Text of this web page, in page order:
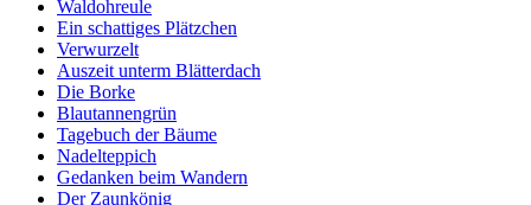
Waldohreule
Ein schattiges Plätzchen
Verwurzelt
Auszeit unterm Blätterdach
Die Borke
Blautannengrün
Tagebuch der Bäume
Nadelteppich
Gedanken beim Wandern
Der Zaunkönig